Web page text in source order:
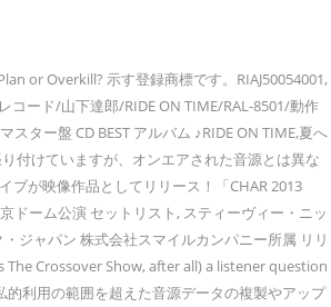
or Overkill? 示す登録商標です。RIAJ50054001,
コード/山下達郎/RIDE ON TIME/RAL-8501/動作
ター盤 CD BEST アルバム ♪RIDE ON TIME,夏へ
付けていますが、オンエアされた音源とは異な
ブが映像作品としてリリース！「CHAR 2013
ドーム公演 セットリスト, スティーヴィー・ニッ
ジャパン 株式会社スマイルカンパニー所属 リリ
The Crossover Show, after all) a listener question
利用の範囲を超えた音源データの複製やアップ